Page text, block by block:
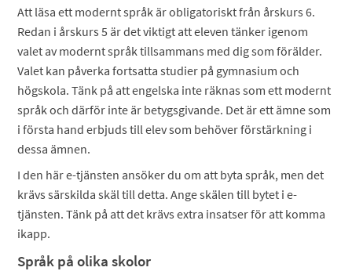
Att läsa ett modernt språk är obligatoriskt från årskurs 6.
Redan i årskurs 5 är det viktigt att eleven tänker igenom
valet av modernt språk tillsammans med dig som förälder.
Valet kan påverka fortsatta studier på gymnasium och
högskola. Tänk på att engelska inte räknas som ett modernt
språk och därför inte är betygsgivande. Det är ett ämne som
i första hand erbjuds till elev som behöver förstärkning i
dessa ämnen.
I den här e-tjänsten ansöker du om att byta språk, men det
krävs särskilda skäl till detta. Ange skälen till bytet i e-
tjänsten. Tänk på att det krävs extra insatser för att komma
ikapp.
Språk på olika skolor